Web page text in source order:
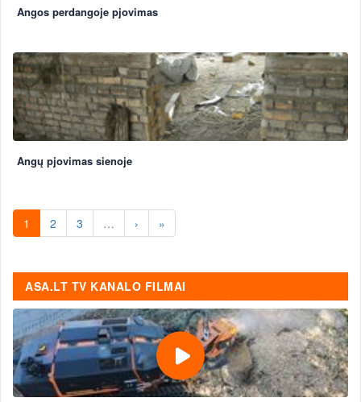
Angos perdangoje pjovimas
Angų pjovimas sienoje
1 2 3 … › »
ASA.LT TV KANALO FILMAI